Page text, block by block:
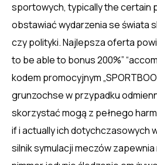
sportowych, typically the certain
obstawiać wydarzenia se świata
czy polityki. Najlepsza oferta
to be able to bonus 200%”
kodem promocyjnym
grunzochse w przypadku
skorzystać mogą z pełnego
if i actually ich dotychczasowych
silnik symulacji meczów zapewnia